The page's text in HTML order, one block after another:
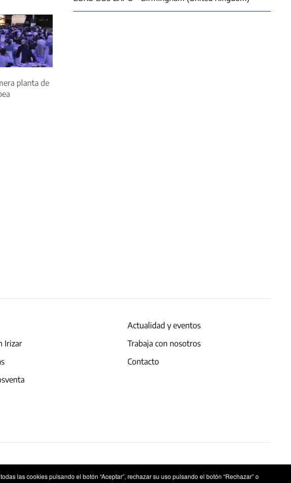
las cookies pulsando el botón “Aceptar”, rechazar su uso pulsando el botón “Rechazar” o
planta de
Irizar
Actualidad y eventos
Trabaja con nosotros
Contacto